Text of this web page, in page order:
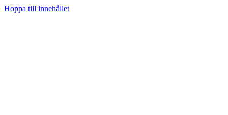
Hoppa till innehållet